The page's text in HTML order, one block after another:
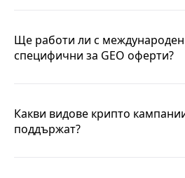
Ще работи ли с
специфични за GEO оферти?
Какви видове крипто
поддържат?